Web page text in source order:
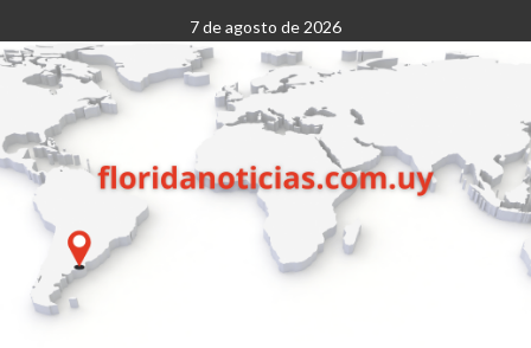
al
contenido
7 de agosto de 2026